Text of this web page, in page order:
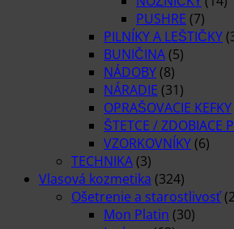
PUSHRE (7)
PILNÍKY A LEŠTIČKY
BUNIČINA (5)
NÁDOBY (8)
NÁRADIE (31)
OPRAŠOVACIE KEFKY
ŠTETCE / ZDOBIACE
VZORKOVNÍKY (6)
TECHNIKA (3)
Vlasová kozmetika (324)
Ošetrenie a starostlivosť
Mon Platin (30)